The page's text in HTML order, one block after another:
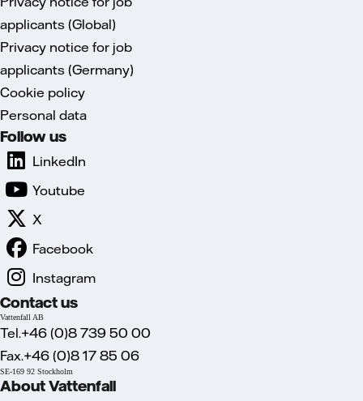
applicants (Global)
Privacy notice for job
applicants (Germany)
Cookie policy
Personal data
Follow us
LinkedIn
Youtube
X
Facebook
Instagram
Contact us
Vattenfall AB
Tel.+46 (0)8 739 50 00
Fax.+46 (0)8 17 85 06
SE-169 92 Stockholm
About Vattenfall